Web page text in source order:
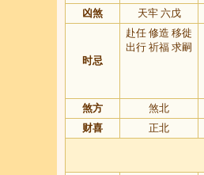
凶煞 天牢 六戊
时忌
赴任 修造 移徙
出行 祈福 求嗣
煞方 煞北
财喜
正北